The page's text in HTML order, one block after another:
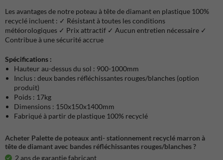
Les avantages de notre poteau à tête de diamant en plastique 100%
recyclé incluent : ✓ Résistant à toutes les conditions
météorologiques ✓ Prix attractif ✓ Aucun entretien nécessaire ✓
Contribue à une sécurité accrue
Spécifications :
Hauteur au-dessus du sol : 900-1000mm
Inclus : deux bandes réfléchissantes rouges/blanches (option
produit)
Poids : 17kg
Dimensions : 150x150x1400mm
Fabriqué à partir de plastique 100% recyclé
Acheter Palette de poteaux anti- stationnement recyclé marron à
tête de diamant avec bandes réfléchissantes rouges/blanches ?
2 ans de garantie fabricant